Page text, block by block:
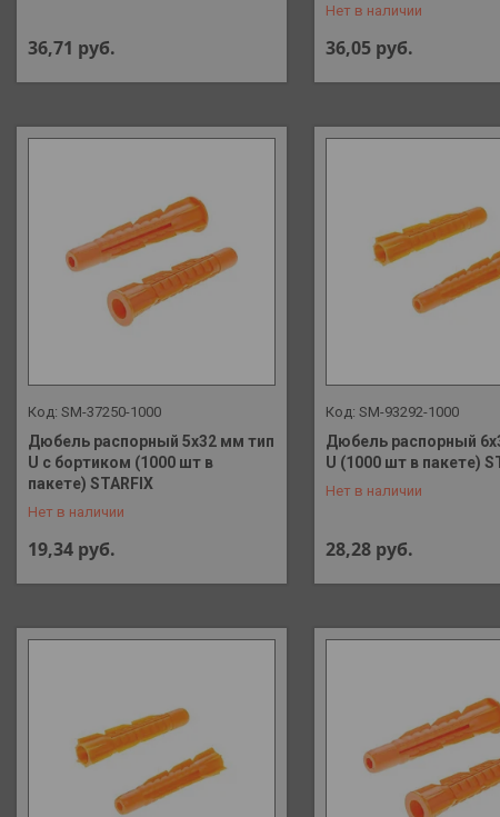
36,71 руб.
Нет в наличии
36,05 руб.
SM-37250-1000
Дюбель распорный 5х32 мм тип
U с бортиком (1000 шт в
пакете) STARFIX
Нет в наличии
19,34 руб.
+375 (29) 648-41-90
SM-93292-1000
Дюбель распорный
U (1000 шт в пакете)
Нет в наличии
28,28 руб.